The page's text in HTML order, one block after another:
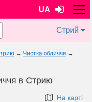
UA
Стрий
→ Чистка обличчя →
в Стрию
На карті